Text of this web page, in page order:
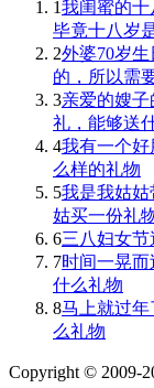
1我闺蜜的十
毕竟十八岁
2外婆70岁
的，所以需
3亲爱的嫂
礼，能够送
4我有一个
么样的礼物
5我是我姑
姑买一份礼
6三八妇女
7时间一晃
什么礼物
8马上就过
么礼物
Copyright © 2009-